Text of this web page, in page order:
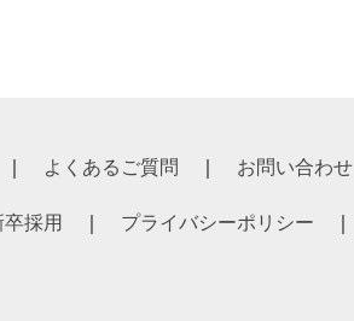
よくあるご質問 お問い合わせ
卒採用 プライバシーポリシー